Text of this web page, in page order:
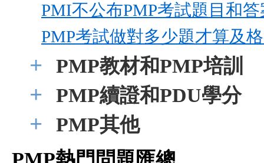
PMI不公布PMP考試題目和
PMP考試做對多少題才算及
+ PMP教材和PMP培訓
+ PMP續證和PDU學分
+ PMP其他